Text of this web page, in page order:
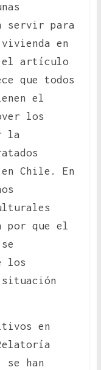
servir para
en
el artículo
que todos
el
los
la
Chile. En
por que el
los
en
se han